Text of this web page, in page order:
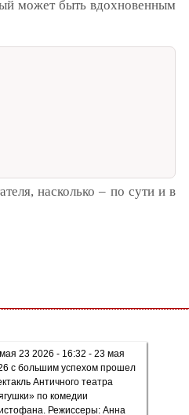
может быть вдохновенным
насколько – по сути и в